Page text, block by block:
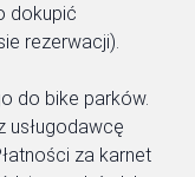
dokupić
rezerwacji).
do bike parków.
usługodawcę
za karnet